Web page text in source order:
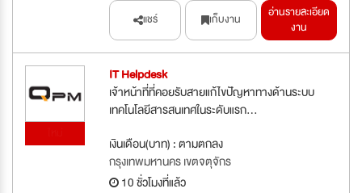
แชร์ เก็บงาน
อ่านรายละเอียด
งาน
IT Helpdesk
เจ้าหน้าที่ที่คอยรับสายแก้ไขปัญหาทางด้านระบบ
เทคโนโลยีสารสนเทศในระดับแรก...
เงินเดือน(บาท) : ตามตกลง
กรุงเทพมหานคร เขตจตุจักร
10 ชั่วโมงที่แล้ว